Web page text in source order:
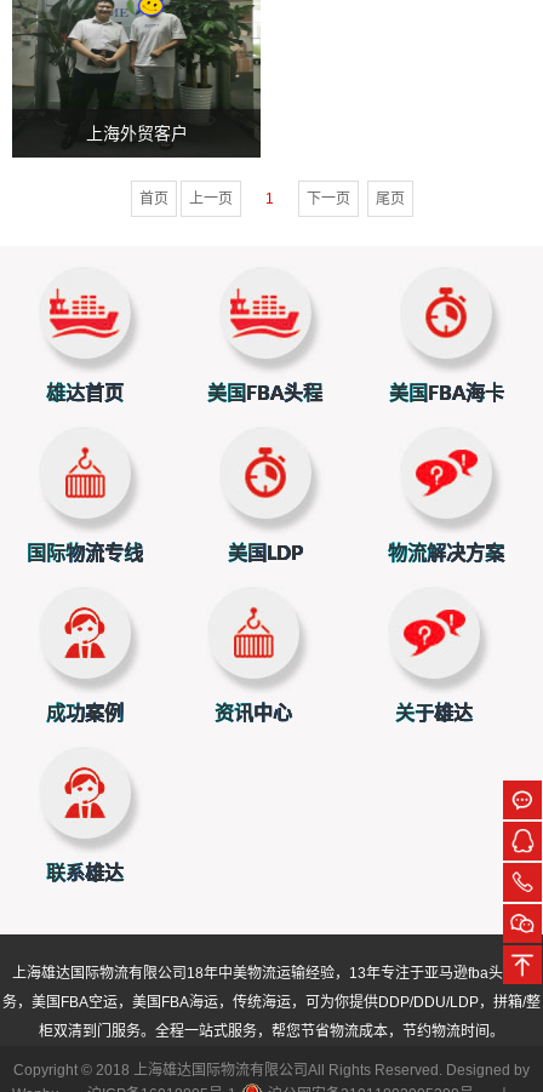
上海外贸客户
首页 上一页 1 下一页 尾页
雄达首页 美国FBA头程 美国FBA海卡
国际物流专线 美国LDP 物流解决方案
成功案例 资讯中心 关于雄达
联系雄达
上海雄达国际物流有限公司 18年中美物流运输经验，13年专注于亚马逊fba头程服
务，美国FBA空运，美国FBA海运，传统海运，可为你提供DDP/DDU/LDP，拼箱/整
柜双清到门服务。全程一站式服务，帮您节省物流成本，节约物流时间。
Copyright © 2018 上海雄达国际物流有限公司All Rights Reserved. Designed by